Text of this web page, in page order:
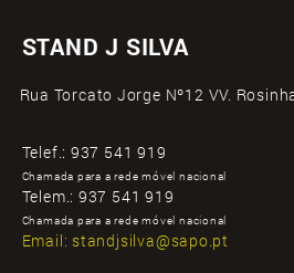
STAND J SILVA
Rua Torcato Jorge Nº12 VV.
Telef.: 937 541 919
Chamada para a rede móvel nacional
Telem.: 937 541 919
Chamada para a rede móvel nacional
Email: standjsilva@sapo.pt